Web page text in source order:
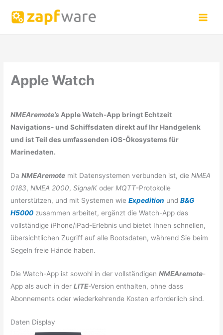
Inhalt
Apple Watch
NMEAremote’s Apple Watch-App bringt Echtzeit
Navigations- und Schiffsdaten direkt auf Ihr Handgelenk
und ist Teil des umfassenden iOS-Ökosystems für
Marinedaten.
DaNMEAremote mit Datensystemen verbunden ist, die NMEA
0183, NMEA 2000,SignalK oder MQTT-Protokolle
unterstützen, und mit Systemen wieExpedition undB&G
H5000 zusammen arbeitet, ergänzt die Watch-App das
vollständige iPhone/iPad-Erlebnis und bietet Ihnen schnellen,
übersichtlichen Zugriff auf alle Bootsdaten, während Sie beim
Segeln freie Hände haben.
Die Watch-App ist sowohl in der vollständigenNMEAremote-
App als auch in derLITE-Version enthalten, ohne dass
Abonnements oder wiederkehrende Kosten erforderlich sind.
Daten Display